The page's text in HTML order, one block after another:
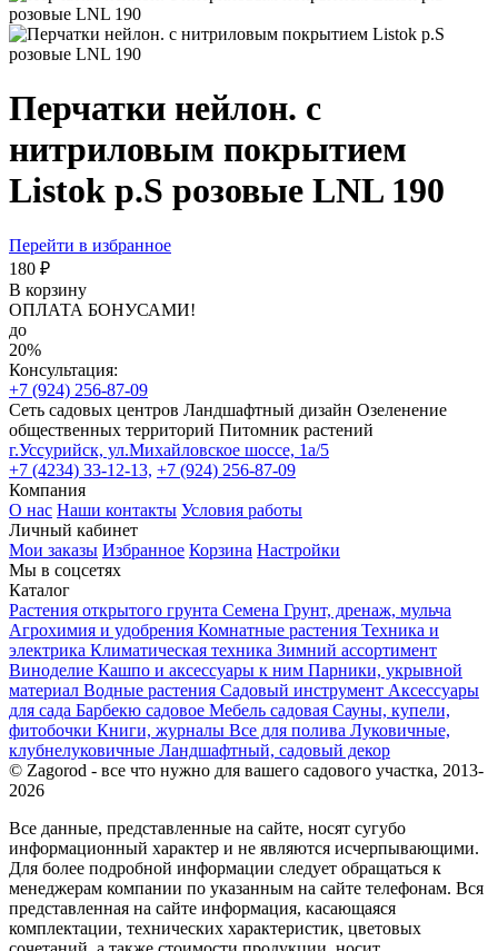
Перчатки нейлон. с
нитриловым покрытием
Listok р.S розовые LNL 190
Перейти в избранное
180 ₽
В корзину
ОПЛАТА БОНУСАМИ!
до
20%
Консультация:
+7 (924) 256-87-09
Сеть садовых центров Ландшафтный дизайн Озеленение
общественных территорий Питомник растений
г.Уссурийск, ул.Михайловское шоссе, 1а/5
+7 (4234) 33-12-13, +7 (924) 256-87-09
Компания
О нас Наши контакты Условия работы
Личный кабинет
Мои заказы Избранное Корзина Настройки
Мы в соцсетях
Каталог
Растения открытого грунта Семена Грунт, дренаж, мульча
Агрохимия и удобрения Комнатные растения Техника и
электрика Климатическая техника Зимний ассортимент
Виноделие Кашпо и аксессуары к ним Парники, укрывной
материал Водные растения Садовый инструмент Аксессуары
для сада Барбекю садовое Мебель садовая Сауны, купели,
фитобочки Книги, журналы Все для полива Луковичные,
клубнелуковичные Ландшафтный, садовый декор
© Zagorod - все что нужно для вашего садового участка, 2013-
2026
Все данные, представленные на сайте, носят сугубо
информационный характер и не являются исчерпывающими.
Для более подробной информации следует обращаться к
менеджерам компании по указанным на сайте телефонам. Вся
представленная на сайте информация, касающаяся
комплектации, технических характеристик, цветовых